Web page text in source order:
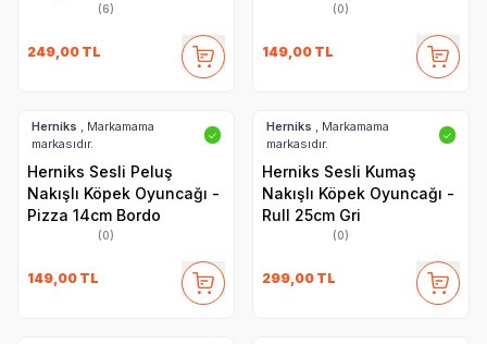
(6)
249,00 TL
(0)
149,00 TL
Herniks , Markamama
markasıdır.
✓
Herniks Sesli Peluş
Nakışlı Köpek Oyuncağı -
Pizza 14cm Bordo
(0)
149,00 TL
Herniks , Markamama
markasıdır.
✓
Herniks Sesli Kumaş
Nakışlı Köpek Oyuncağı -
Rull 25cm Gri
(0)
299,00 TL